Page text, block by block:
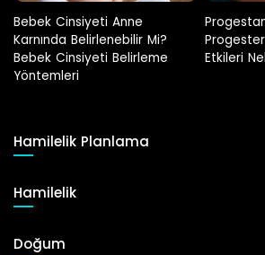
Progestan Nedir?
Progesteron Hormonunun Yan
Etkileri Nelerdir?
Hamilelik Planlama
Hamilelik
Doğum